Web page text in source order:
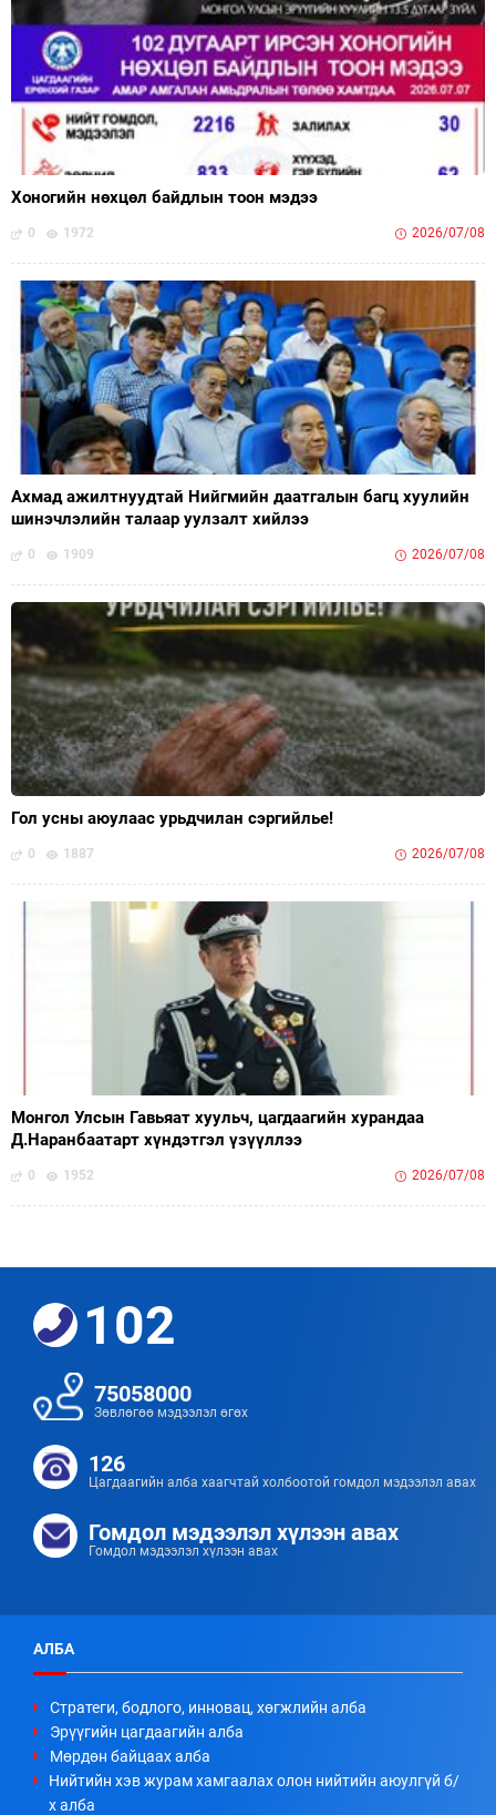
Хоногийн нөхцөл байдлын тоон мэдээ
0 1972 2026/07/08
Ахмад ажилтнуудтай Нийгмийн даатгалын багц хуулийн
шинэчлэлийн талаар уулзалт хийлээ
0 1909 2026/07/08
Гол усны аюулаас урьдчилан сэргийлье!
0 1887 2026/07/08
Монгол Улсын Гавьяат хуульч, цагдаагийн хурандаа
Д.Наранбаатарт хүндэтгэл үзүүллээ
0 1952 2026/07/08
102
75058000
Зөвлөгөө мэдээлэл өгөх
126
Цагдаагийн алба хаагчтай холбоотой гомдол мэдээлэл авах
Гомдол мэдээлэл хүлээн авах
Гомдол мэдээлэл хүлээн авах
АЛБА
Стратеги, бодлого, инновац, хөгжлийн алба
Эрүүгийн цагдаагийн алба
Мөрдөн байцаах алба
Нийтийн хэв журам хамгаалах олон нийтийн аюулгүй б/
х алба